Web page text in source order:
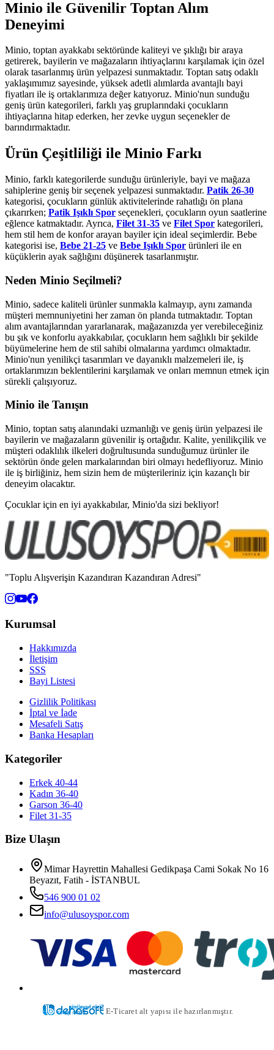
Minio ile Güvenilir Toptan Alım
Deneyimi
Minio, toptan ayakkabı sektöründe kaliteyi ve şıklığı bir araya
getirerek, bayilerin ve mağazaların ihtiyaçlarını karşılamak için özel
olarak tasarlanmış ürün yelpazesi sunmaktadır. Toptan satış odaklı
yaklaşımımız sayesinde, yüksek adetli alımlarda avantajlı bayi
fiyatları ile iş ortaklarımıza değer katıyoruz. Minio'nun sunduğu
geniş ürün kategorileri, farklı yaş gruplarındaki çocukların
ihtiyaçlarına hitap ederken, her zevke uygun seçenekler de
barındırmaktadır.
Ürün Çeşitliliği ile Minio Farkı
Minio, farklı kategorilerde sunduğu ürünleriyle, bayi ve mağaza
sahiplerine geniş bir seçenek yelpazesi sunmaktadır. Patik 26-30
kategorisi, çocukların günlük aktivitelerinde rahatlığı ön plana
çıkarırken; Patik Işıklı Spor seçenekleri, çocukların oyun saatlerine
eğlence katmaktadır. Ayrıca, Filet 31-35 ve Filet Spor kategorileri,
hem stil hem de konfor arayan bayiler için ideal seçimlerdir. Bebe
kategorisi ise, Bebe 21-25 ve Bebe Işıklı Spor ürünleri ile en
küçüklerin ayak sağlığını düşünerek tasarlanmıştır.
Neden Minio Seçilmeli?
Minio, sadece kaliteli ürünler sunmakla kalmayıp, aynı zamanda
müşteri memnuniyetini her zaman ön planda tutmaktadır. Toptan
alım avantajlarından yararlanarak, mağazanızda yer verebileceğiniz
bu şık ve konforlu ayakkabılar, çocukların hem sağlıklı bir şekilde
büyümelerine hem de stil sahibi olmalarına yardımcı olmaktadır.
Minio'nun yenilikçi tasarımları ve dayanıklı malzemeleri ile, iş
ortaklarımızın beklentilerini karşılamak ve onları memnun etmek için
sürekli çalışıyoruz.
Minio ile Tanışın
Minio, toptan satış alanındaki uzmanlığı ve geniş ürün yelpazesi ile
bayilerin ve mağazaların güvenilir iş ortağıdır. Kalite, yenilikçilik ve
müşteri odaklılık ilkeleri doğrultusunda sunduğumuz ürünler ile
sektörün önde gelen markalarından biri olmayı hedefliyoruz. Minio
ile iş birliğiniz, hem sizin hem de müşterileriniz için kazançlı bir
deneyim olacaktır.
Çocuklar için en iyi ayakkabılar, Minio'da sizi bekliyor!
"Toplu Alışverişin Kazandıran Kazandıran Adresi"
Kurumsal
Hakkımızda
İletişim
SSS
Bayi Listesi
Gizlilik Politikası
İptal ve İade
Mesafeli Satış
Banka Hesapları
Kategoriler
Erkek 40-44
Kadın 36-40
Garson 36-40
Filet 31-35
Bize Ulaşın
Mimar Hayrettin Mahallesi Gedikpaşa Cami Sokak No 16
Beyazıt, Fatih - İSTANBUL
546 900 01 02
info@ulusoyspor.com
E-Ticaret alt yapısı ile hazırlanmıştır.